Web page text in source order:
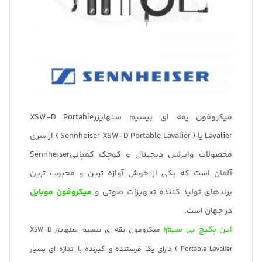
میکروفون یقه ای بیسیم سنهایزرXSW-D Portable
Lavalier یا ( Sennheiser XSW-D Portable Lavalier ) از سری
محصولات وایرلس دیجیتال و کوچک کمپانیSennheiser
آلمان است که یکی از خوش آوازه ترین و محبوب ترین
برندهای تولید کننده تجهیزات صوتی و میکروفون موبایل
در جهان است.
این پکیج بی سیم
( میکروفون یقه ای بیسیم سنهایزر XSW-D
Portable Lavalier ) دارای یک فرستنده و گیرنده با اندازه ای بسیار